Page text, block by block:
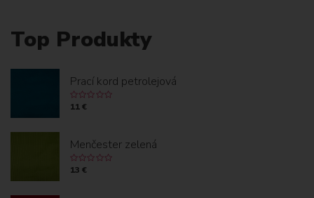
Top Produkty
Prací kord petrolejová
11 €
Menčester zelená
13 €